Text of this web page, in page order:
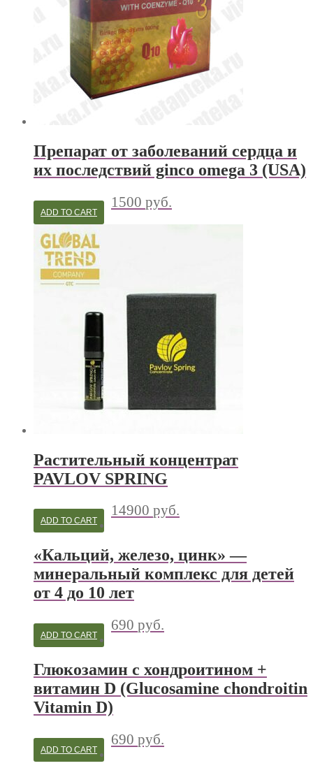
Препарат от заболеваний сердца и
их последствий ginco omega 3 (USA)
1500 руб.
ADD TO CART
Растительный концентрат
PAVLOV SPRING
14900 руб.
ADD TO CART
«Кальций, железо, цинк» —
минеральный комплекс для детей
от 4 до 10 лет
690 руб.
ADD TO CART
Глюкозамин с хондроитином +
витамин D (Glucosamine chondroitin
Vitamin D)
690 руб.
ADD TO CART